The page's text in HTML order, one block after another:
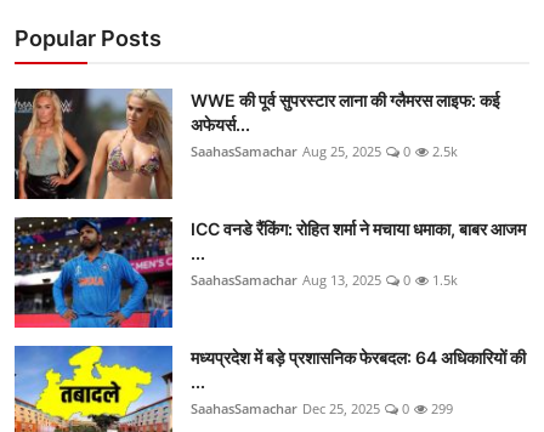
Popular Posts
WWE की पूर्व सुपरस्टार लाना की ग्लैमरस लाइफ: कई
अफेयर्स...
SaahasSamachar Aug 25, 2025 0 2.5k
ICC वनडे रैंकिंग: रोहित शर्मा ने मचाया धमाका, बाबर आजम
...
SaahasSamachar Aug 13, 2025 0 1.5k
मध्यप्रदेश में बड़े प्रशासनिक फेरबदल: 64 अधिकारियों की
...
SaahasSamachar Dec 25, 2025 0 299